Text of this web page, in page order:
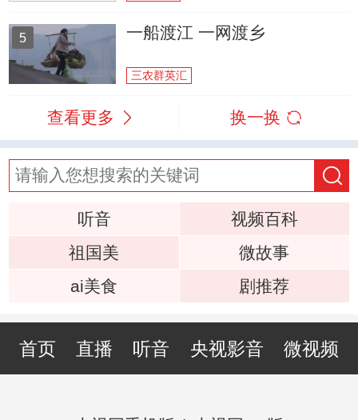
5 一船渡江 一网渡乡
三农群英汇
查看更多 换一换
听音
视频百科
祖国美
微故事
ai美食
剧推荐
首页 直播 听音 央视影音 微视频